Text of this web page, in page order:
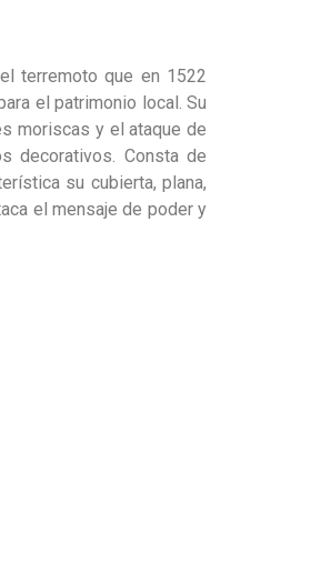
terremoto que en 1522
el patrimonio local. Su
moriscas y el ataque de
decorativos. Consta de
su cubierta, plana,
el mensaje de poder y